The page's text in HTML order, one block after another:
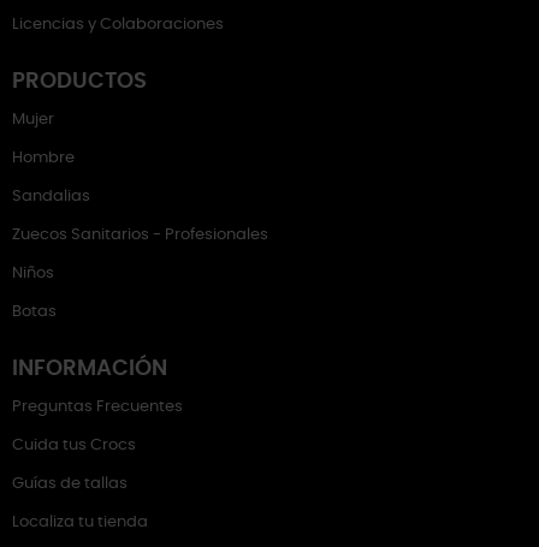
Licencias y Colaboraciones
PRODUCTOS
Mujer
Hombre
Sandalias
Zuecos Sanitarios - Profesionales
Niños
Botas
INFORMACIÓN
Preguntas Frecuentes
Cuida tus Crocs
Guías de tallas
Localiza tu tienda